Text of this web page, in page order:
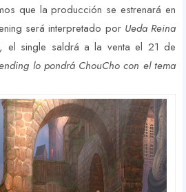
que la producción se estrenará en
será interpretado por Ueda Reina
, el single saldrá a la venta el 21 de
lo pondrá ChouCho con el tema